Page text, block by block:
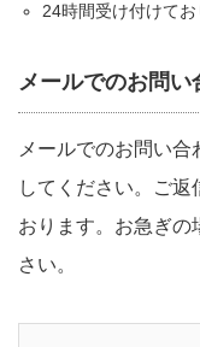
24時間受け付けてお
メールでのお問い
メールでのお問い
してください。ご
おります。お急ぎの
さい。